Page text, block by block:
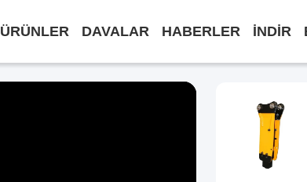
ÜRÜNLER DAVALAR HABERLER INDIR